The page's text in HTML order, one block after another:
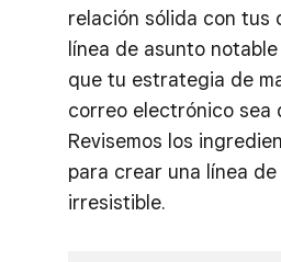
relación sólida con tus
línea de asunto
que tu estrategia de
correo electrónico sea
Revisemos los
para crear una línea
irresistible.